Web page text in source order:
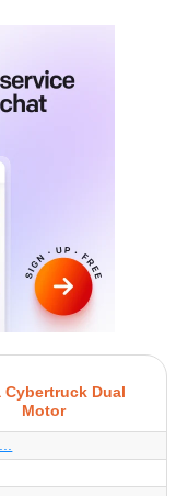
Cybertruck Dual
Motor